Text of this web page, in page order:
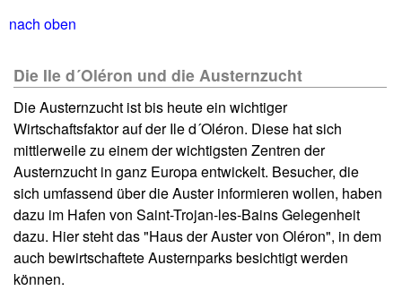
nach oben
Die Ile d´Oléron und die Austernzucht
Die Austernzucht ist bis heute ein wichtiger
Wirtschaftsfaktor auf der Ile d´Oléron. Diese hat sich
mittlerweile zu einem der wichtigsten Zentren der
Austernzucht in ganz Europa entwickelt. Besucher, die
sich umfassend über die Auster informieren wollen, haben
dazu im Hafen von Saint-Trojan-les-Bains Gelegenheit
dazu. Hier steht das "Haus der Auster von Oléron", in dem
auch bewirtschaftete Austernparks besichtigt werden
können.